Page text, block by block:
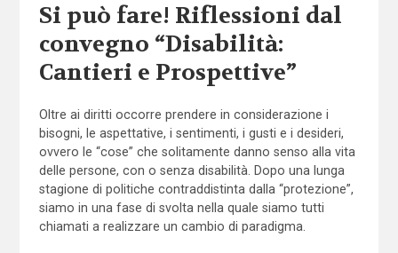
Si può fare! Riflessioni dal
convegno “Disabilità:
Cantieri e Prospettive”
Oltre ai diritti occorre prendere in considerazione i
bisogni, le aspettative, i sentimenti, i gusti e i desideri,
ovvero le “cose” che solitamente danno senso alla vita
delle persone, con o senza disabilità. Dopo una lunga
stagione di politiche contraddistinta dalla “protezione”,
siamo in una fase di svolta nella quale siamo tutti
chiamati a realizzare un cambio di paradigma.